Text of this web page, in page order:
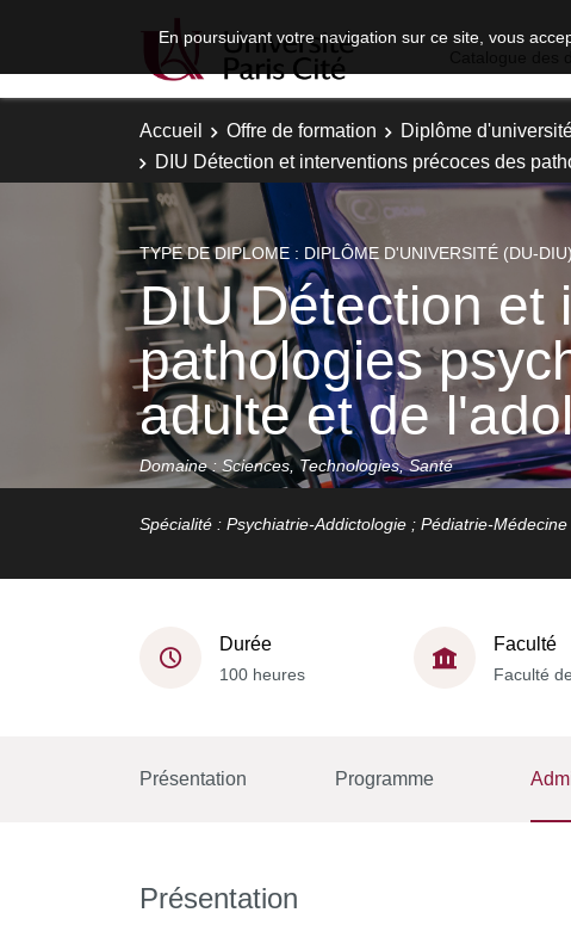
En poursuivant votre navigation sur ce site, vous
Accueil Offre de formation Diplôme
DIU Détection et interventions précoces des
TYPE DE DIPLOME : DIPLÔME D'UNIVERSITÉ (DU-DIU)
DIU Détection et
pathologies
adulte et de
Domaine : Sciences, Technologies, Santé
Spécialité : Psychiatrie-Addictologie ; Pédiatrie-
Durée
100 heures
Faculté
Faculté
Présentation Programme
Présentation